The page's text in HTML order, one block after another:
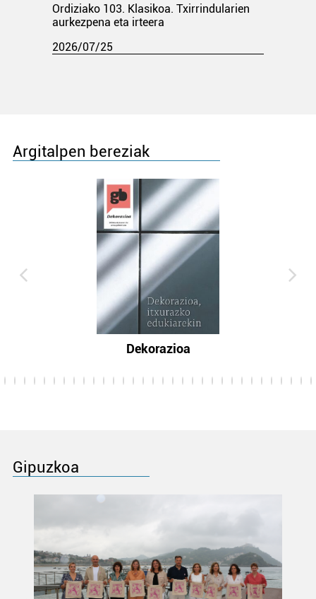
Ordiziako 103. Klasikoa. Txirrindularien
aurkezpena eta irteera
2026/07/25
Argitalpen bereziak
Dekorazioa
Gipuzkoa